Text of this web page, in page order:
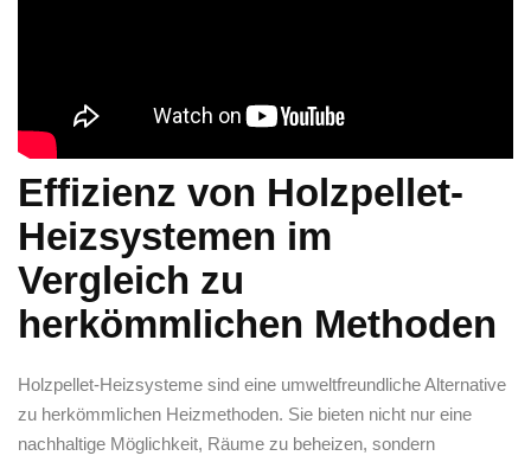
Effizienz von Holzpellet-
Heizsystemen im
Vergleich zu‌
herkömmlichen Methoden
Holzpellet-Heizsysteme sind‍ eine ⁢umweltfreundliche Alternative
zu herkömmlichen Heizmethoden. Sie ‌bieten nicht nur eine
nachhaltige Möglichkeit, Räume zu beheizen, sondern